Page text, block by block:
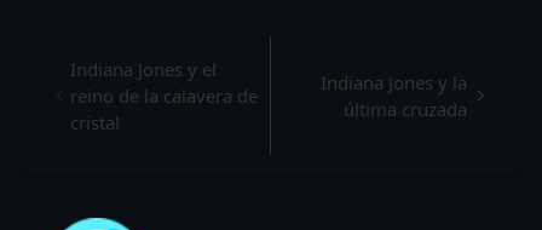
Indiana Jones y el
reino de la calavera de
cristal
Indiana Jones y la
última cruzada